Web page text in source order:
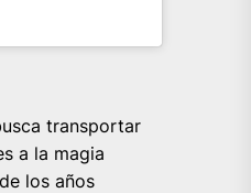
transportar
a la magia
los años